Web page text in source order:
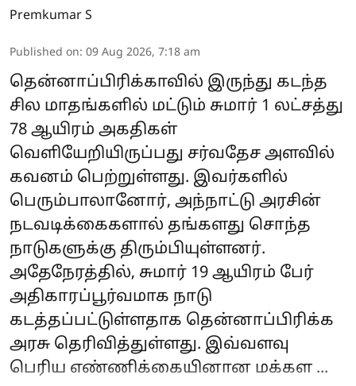
Premkumar S
Published on: 09 Aug 2026, 7:18 am
தென்னாப்பிரிக்காவில் இருந்து கடந்த
சில மாதங்களில் மட்டும் சுமார் 1 லட்சத்து
78 ஆயிரம் அகதிகள்
வெளியேறியிருப்பது சர்வதேச அளவில்
கவனம் பெற்றுள்ளது. இவர்களில்
பெரும்பாலானோர், அந்நாட்டு அரசின்
நடவடிக்கைகளால் தங்களது சொந்த
நாடுகளுக்கு திரும்பியுள்ளனர்.
அதேநேரத்தில், சுமார் 19 ஆயிரம் பேர்
அதிகாரப்பூர்வமாக நாடு
கடத்தப்பட்டுள்ளதாக தென்னாப்பிரிக்க
அரசு தெரிவித்துள்ளது. இவ்வளவு
பெரிய எண்ணிக்கையினான மக்கள ...